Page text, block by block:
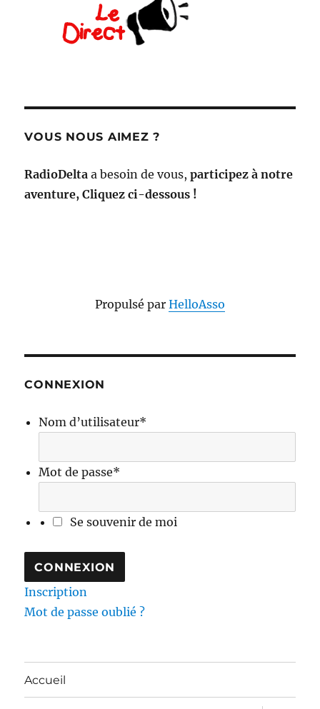
VOUS NOUS AIMEZ ?
RadioDelta a besoin de vous,participez à notre
aventure, Cliquez ci-dessous !
Propulsé par HelloAsso
CONNEXION
Nom d’utilisateur*
Mot de passe*
Se souvenir de moi
Inscription
Mot de passe oublié ?
Accueil